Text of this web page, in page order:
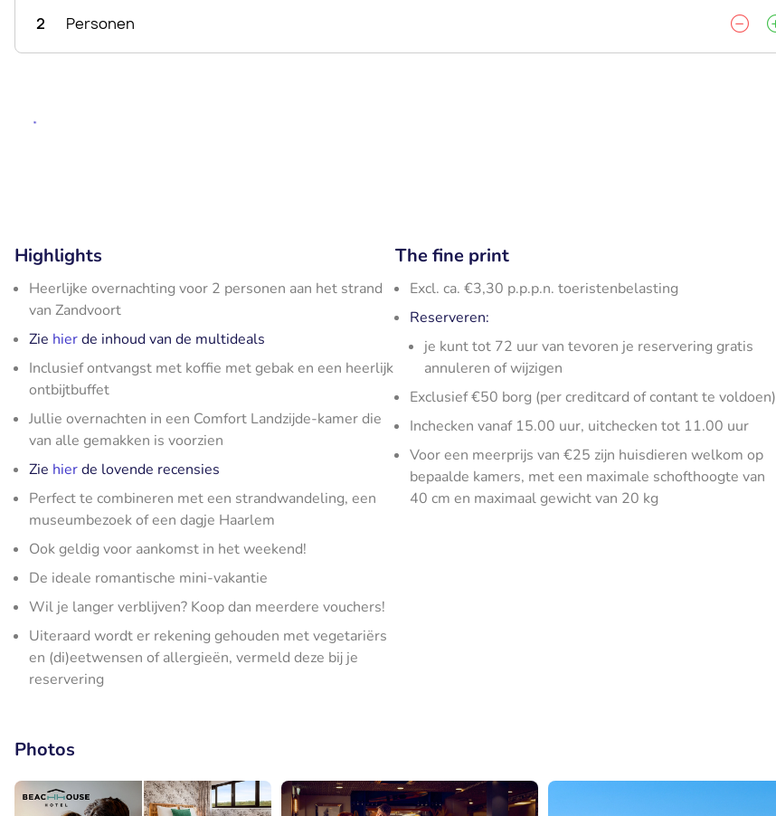
2 Personen
Highlights
Heerlijke overnachting voor 2 personen aan het strand
van Zandvoort
Zie hierde inhoud van de multideals
Inclusief ontvangst met koffie met gebak en een heerlijk
ontbijtbuffet
Jullie overnachten in een Comfort Landzijde-kamer die
van alle gemakken is voorzien
Zie hierde lovende recensies
Perfect te combineren met een strandwandeling, een
museumbezoek of een dagje Haarlem
Ook geldig voor aankomst in het weekend!
De ideale romantische mini-vakantie
Wil je langer verblijven? Koop dan meerdere vouchers!
Uiteraard wordt er rekening gehouden met vegetariërs
en (di)eetwensen of allergieën, vermeld deze bij je
reservering
The fine print
Excl. ca. €3,30 p.p.p.n. toeristenbelasting
Reserveren:
je kunt tot 72 uur van tevoren je reservering gratis
annuleren of wijzigen
Exclusief €50 borg (per creditcard of contant te voldoen)
Inchecken vanaf 15.00 uur, uitchecken tot 11.00 uur
Voor een meerprijs van €25 zijn huisdieren welkom op
bepaalde kamers, met een maximale schofthoogte van
40 cm en maximaal gewicht van 20 kg
Photos